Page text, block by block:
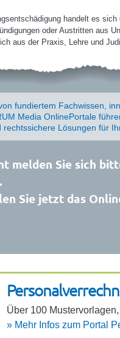
handelt es
oder Austritten aus
aus der Praxis, Lehre und
fundiertem Fachwissen,
Media OnlinePortale
rechtssichere Lösungen für
melden Sie sich
Sie jetzt das
Über 100
» Mehr Infos zum Portal